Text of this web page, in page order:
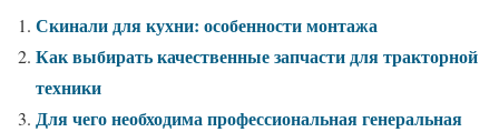
Скинали для кухни: особенности монтажа
Как выбирать качественные запчасти для тракторной
техники
Для чего необходима профессиональная генеральная